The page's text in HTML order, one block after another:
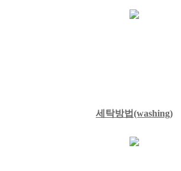
세탁방법(washing)